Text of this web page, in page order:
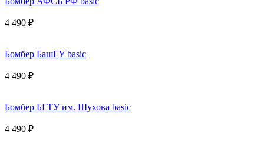
4 490 ₽
Бомбер БашГУ basic
4 490 ₽
Бомбер БГТУ им. Шухова basic
4 490 ₽